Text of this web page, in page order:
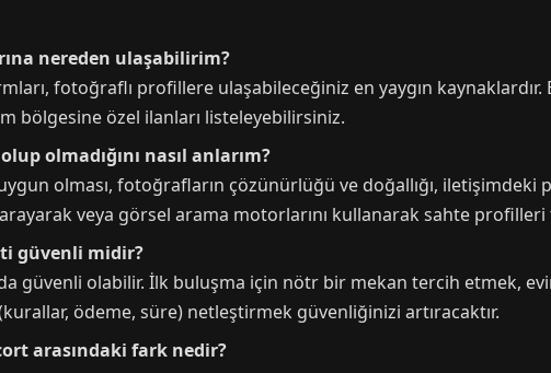
nereden ulaşabilirim?
fotoğraflı profillere ulaşabileceğiniz en yaygın
bölgesine özel ilanları listeleyebilirsiniz.
olmadığını nasıl anlarım?
olması, fotoğrafların çözünürlüğü ve doğallığı, iletişimdeki
arayarak veya görsel arama motorlarını kullanarak sahte
güvenli midir?
güvenli olabilir. İlk buluşma için nötr bir mekan tercih etmek,
ödeme, süre) netleştirmek güvenliğinizi artıracaktır.
arasındaki fark nedir?